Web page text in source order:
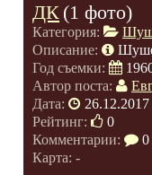
ДК (1 фото)
Категория:
Описание:
Год съемки:
Автор поста:
Дата:
Рейтинг:
0
Комментарии:
0
Карта: -